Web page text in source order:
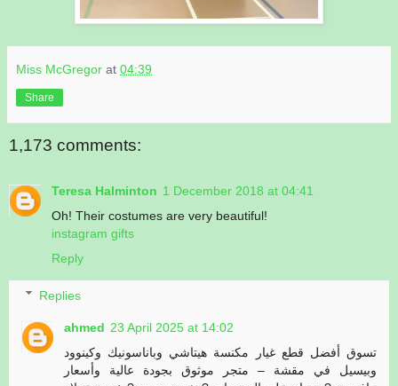
Miss McGregor at 04:39
Share
1,173 comments:
Teresa Halminton 1 December 2018 at 04:41
Oh! Their costumes are very beautiful!
instagram gifts
Reply
Replies
ahmed 23 April 2025 at 14:02
تسوق أفضل قطع غيار مكنسة هيتاشي وباناسونيك وكينوود
وبيسيل في مقشة – متجر موثوق بجودة عالية وأسعار